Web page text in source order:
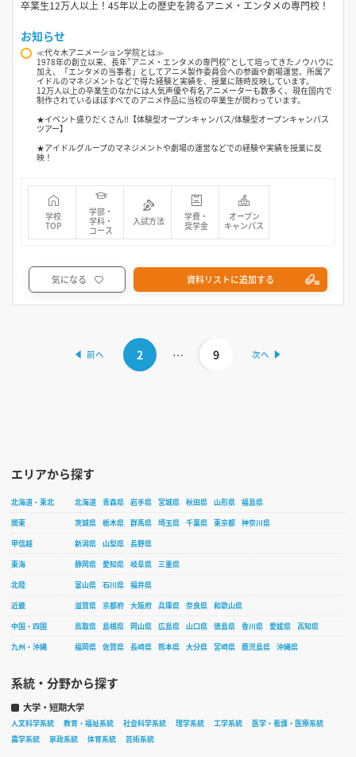
卒業生12万人以上！45年以上の歴史を誇るアニメ・エンタメの専門校！
お知らせ
≪代々木アニメーション学院とは≫
1978年の創立以来、長年”アニメ・エンタメの専門校“として培ってきたノウハウに
加え、「エンタメの当事者」としてアニメ製作委員会への参画や劇場運営、所属ア
イドルのマネジメントなどで得た経験と実績を、授業に随時反映しています。
12万人以上の卒業生のなかには人気声優や有名アニメーターも数多く、現在国内で
制作されているほぼすべてのアニメ作品に当校の卒業生が関わっています。
★イベント盛りだくさん!!【体験型オープンキャンパス/体験型オープンキャンパス
ツアー】
★アイドルグループのマネジメントや劇場の運営などでの経験や実績を授業に反
映！
学校
TOP
学部・
学科・
コース
入試方法
学費・
奨学金
オープン
キャンパス
気になる 資料リストに追加する
2 … 9
エリアから探す
北海道・東北 北海道 青森県 岩手県 宮城県 秋田県 山形県
福島県
関東
茨城県 栃木県 群馬県 埼玉県 千葉県 東京都
神奈川県
甲信越
新潟県 山梨県
長野県
東海
静岡県 愛知県 岐阜県
三重県
北陸
富山県 石川県
福井県
近畿
滋賀県 京都府 大阪府 兵庫県 奈良県
和歌山県
中国・四国
鳥取県 島根県 岡山県 広島県 山口県 徳島県 香川県 愛媛県
高知県
九州・沖縄
福岡県 佐賀県 長崎県 熊本県 大分県 宮崎県 鹿児島県 沖縄県
系統・分野から探す
大学・短期大学
人文科学系統 教育・福祉系統 社会科学系統 理学系統 工学系統
医学・看護・医療系統
農学系統
家政系統 体育系統 芸術系統